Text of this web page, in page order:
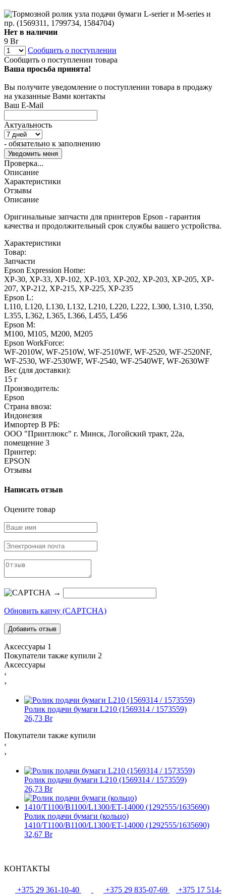
Нет в наличии
9 Br
Сообщить о поступлении
Сообщить о поступлении товара
Ваша просьба принята!
Вы получите уведомление о поступлении товара в продажу
на указанные Вами контакты
Ваш E-Mail
Актуальность
- обязательно к заполнению
Проверка...
Описание
Характеристики
Отзывы
Описание
Оригинальные запчасти для принтеров Epson - гарантия
качества и продолжительный срок службы вашего устройства.
Характеристики
Товар:
Запчасти
Epson Expression Home:
XP-30, XP-33, XP-102, XP-103, XP-202, XP-203, XP-205, XP-
207, XP-212, XP-215, XP-225, XP-235
Epson L:
L110, L120, L130, L132, L210, L220, L222, L300, L310, L350,
L355, L362, L365, L366, L455, L456
Epson M:
M100, M105, M200, M205
Epson WorkForce:
WF-2010W, WF-2510W, WF-2510WF, WF-2520, WF-2520NF,
WF-2530, WF-2530WF, WF-2540, WF-2540WF, WF-2630WF
Вес (для доставки):
15 г
Производитель:
Epson
Страна ввоза:
Индонезия
Импортер В РБ:
ООО "Принтлюкс" г. Минск, Логойский тракт, 22a,
помещение 3
Принтер:
EPSON
Отзывы
Написать отзыв
Оцените товар
→
Обновить капчу (CAPTCHA)
Аксессуары 1
Покупатели также купили 2
Аксессуары
‹
›
Ролик подачи бумаги L210 (1569314 / 1573559)
26,73 Br
Покупатели также купили
‹
›
Ролик подачи бумаги L210 (1569314 / 1573559)
26,73 Br
Ролик подачи бумаги (кольцо)
1410/T1100/B1100/L1300/ET-14000 (1292555/1635690)
32,67 Br
КОНТАКТЫ
+375 29 361-10-40 +375 29 835-07-69
+375 17 514-